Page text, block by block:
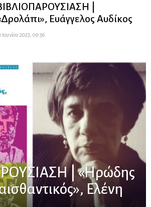
|
Ευάγγελος Αυδίκος
Ιουνίου 2023, 09:36
| «Ηρώδης
Ελένη